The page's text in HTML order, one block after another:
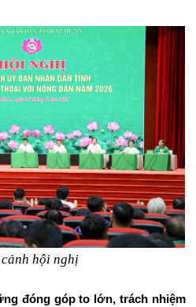
hội nghị
đóng góp to lớn, trách nhiệm